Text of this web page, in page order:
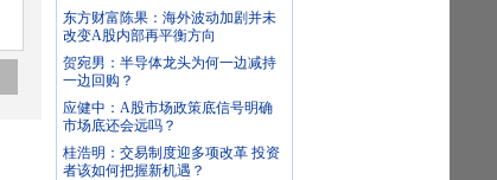
东方财富陈果：海外波动加剧并未
改变A股内部再平衡方向
贺宛男：半导体龙头为何一边减持
一边回购？
应健中：A股市场政策底信号明确
市场底还会远吗？
桂浩明：交易制度迎多项改革 投资
者该如何把握新机遇？